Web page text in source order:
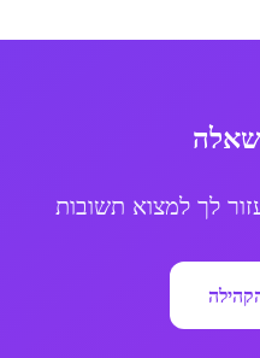
לך למצוא תשובות